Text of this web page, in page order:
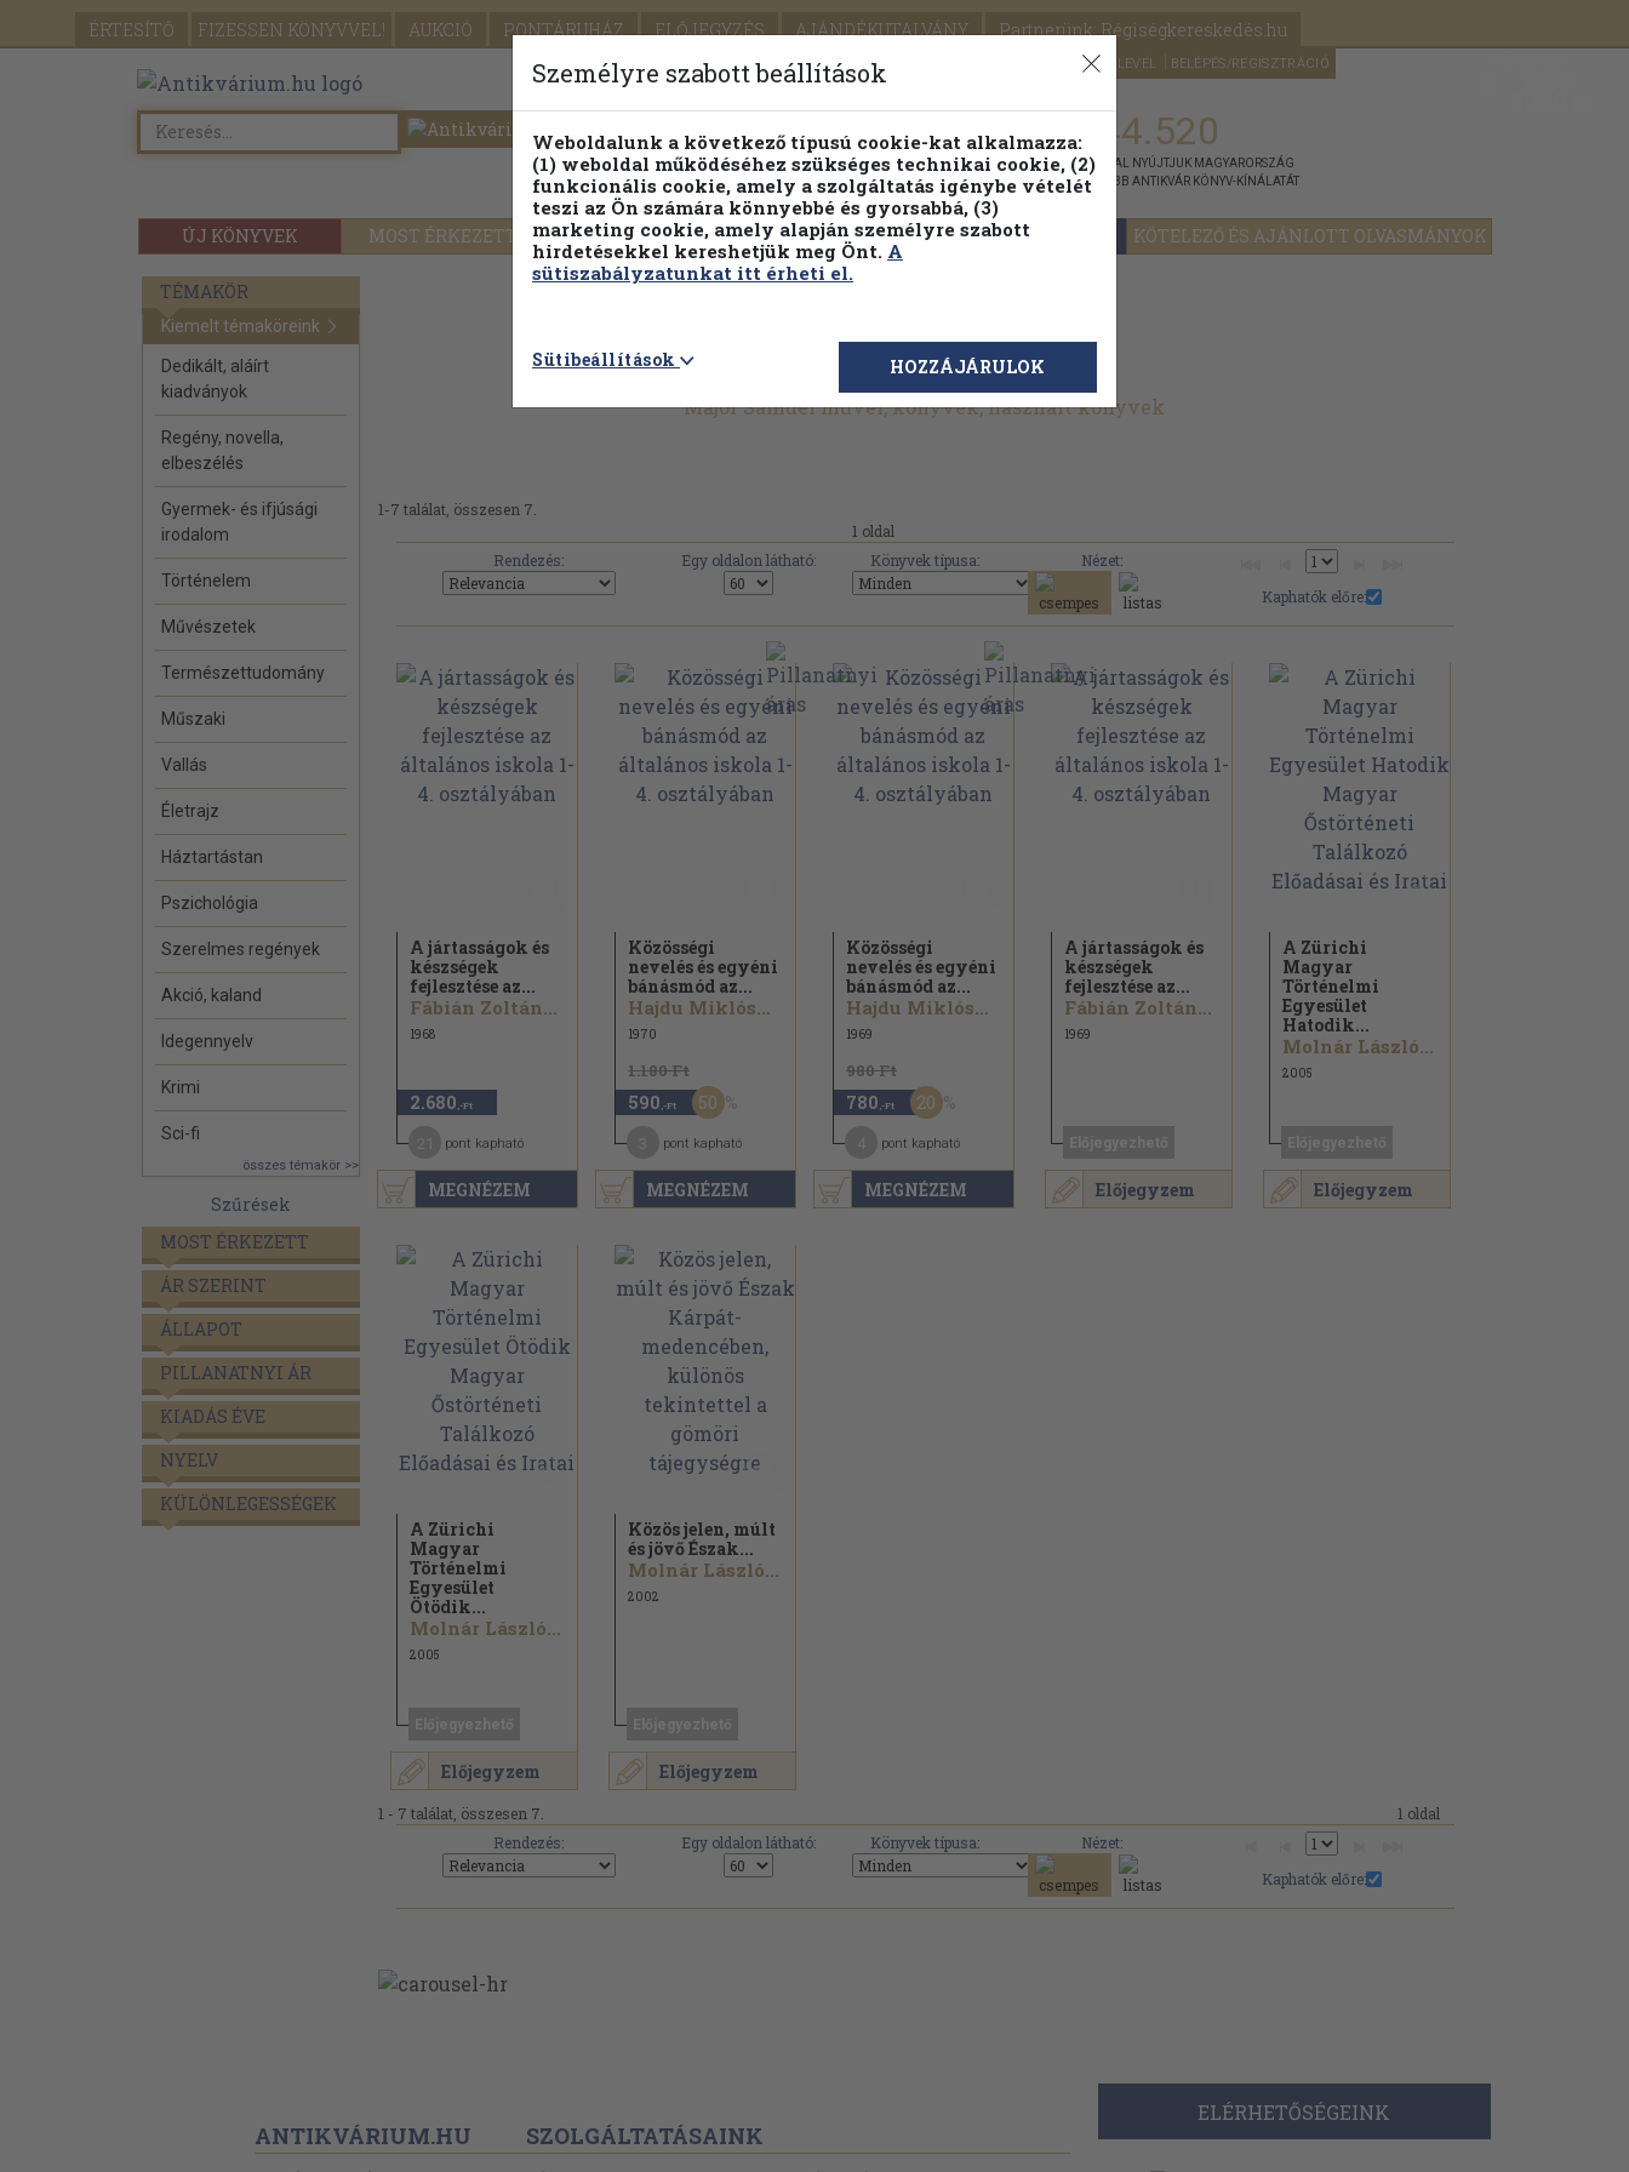
ÉRTESÍTŐ FIZESSEN KÖNYVVEL! AUKCIÓ PONTÁRUHÁZ ELŐJEGYZÉS AJÁNDÉKUTALVÁNY Partnerünk: Régiségkereskedés.hu
SEGÍTSÉG HÍRLEVÉL BELÉPÉS/REGISZTRÁCIÓ
ÚJ KÖNYVEK MOST ÉRKEZETT PILLANATNYI ÁRAINK FENNTARTHATÓ OLVASMÁNYOK KÖTELEZŐ ÉS AJÁNLOTT OLVASMÁNYOK
Részletes kereső Témaköri fa 1.144.520
KIADVÁNNYAL NYÚJTJUK MAGYARORSZÁG
LEGNAGYOBB ANTIKVÁR KÖNYV-KÍNÁLATÁT
TÉMAKÖR
Kiemelt témaköreink
Dedikált, aláírt
kiadványok
Regény, novella,
elbeszélés
Gyermek- és ifjúsági
irodalom
Történelem
Művészetek
Természettudomány
Műszaki
Vallás
Életrajz
Háztartástan
Pszichológia
Szerelmes regények
Akció, kaland
Idegennyelv
Krimi
Sci-fi
összes témakör >>
Szűrések
MOST ÉRKEZETT
ÁR SZERINT
ÁLLAPOT
PILLANATNYI ÁR
KIADÁS ÉVE
NYELV
KÜLÖNLEGESSÉGEK
Major Sámuel művei, könyvek, használt könyvek
1-7 találat, összesen 7.
1 oldal
Rendezés:
Egy oldalon látható: Könyvek típusa:
Nézet:
Kaphatók előre:
MEGNÉZEM
A jártasságok és
készségek
fejlesztése az...
Fábián Zoltán...
1968
2.680 ,-Ft
pont kapható
MEGNÉZEM
Közösségi
nevelés és egyéni
bánásmód az...
Hajdu Miklósné...
1970
1.180 Ft
590 ,-Ft 50
pont kapható
MEGNÉZEM
Közösségi
nevelés és egyéni
bánásmód az...
Hajdu Miklósné...
1969
980 Ft
780 ,-Ft 20
pont kapható
Előjegyzem
A jártasságok és
készségek
fejlesztése az...
Fábián Zoltán...
1969
Előjegyzem
A Zürichi
Magyar
Történelmi
Egyesület
Hatodik...
Molnár László...
2005
Előjegyzem
A Zürichi
Magyar
Történelmi
Egyesület
Ötödik...
Molnár László...
2005
Előjegyzem
Közös jelen, múlt
és jövő Észak...
Molnár László...
2002
1 - 7 találat, összesen 7.
1 oldal
Rendezés:
Egy oldalon látható: Könyvek típusa:
Nézet:
Kaphatók előre:
ANTIKVÁRIUM.HU SZOLGÁLTATÁSAINK
ELÉRHETŐSÉGEINK
Személyre szabott beállítások
Weboldalunk a következő típusú cookie-kat alkalmazza:
(1) weboldal működéséhez szükséges technikai cookie, (2)
funkcionális cookie, amely a szolgáltatás igénybe vételét
teszi az Ön számára könnyebbé és gyorsabbá, (3)
marketing cookie, amely alapján személyre szabott
hirdetésekkel kereshetjük meg Önt. A
sütiszabályzatunkat itt érheti el.
Sütibeállítások HOZZÁJÁRULOK